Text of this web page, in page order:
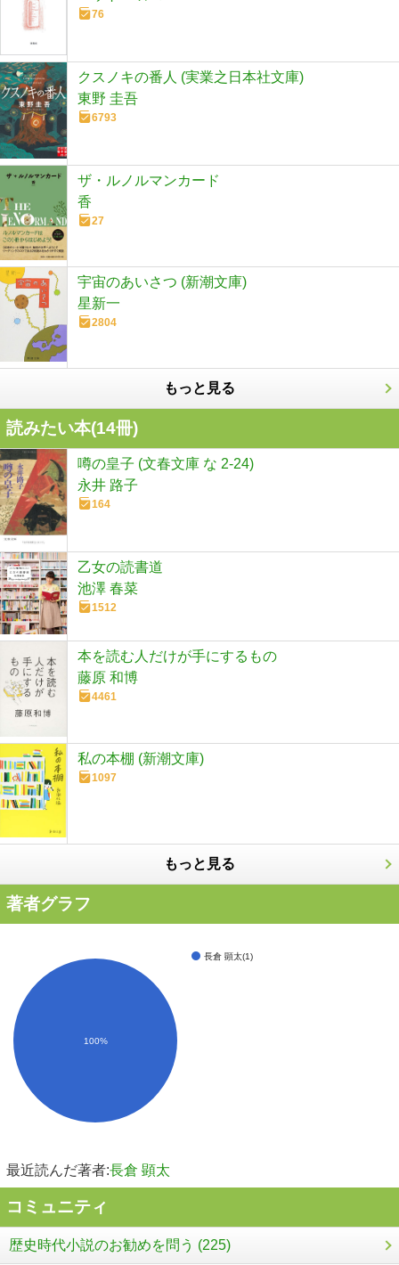
76
クスノキの番人 (実業之日本社文庫)
東野 圭吾
6793
ザ・ルノルマンカード
香
27
宇宙のあいさつ (新潮文庫)
星新一
2804
もっと見る
読みたい本(14冊)
噂の皇子 (文春文庫 な 2-24)
永井 路子
164
乙女の読書道
池澤 春菜
1512
本を読む人だけが手にするもの
藤原 和博
4461
私の本棚 (新潮文庫)
1097
もっと見る
著者グラフ
長倉 顕太(1)
100%
最近読んだ著者:長倉 顕太
コミュニティ
歴史時代小説のお勧めを問う (225)